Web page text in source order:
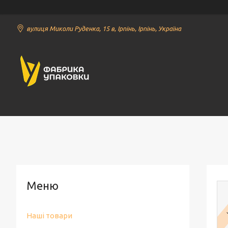
вулиця Миколи Руденка, 15 в, Ірпінь, Ірпінь, Україна
Наші товари